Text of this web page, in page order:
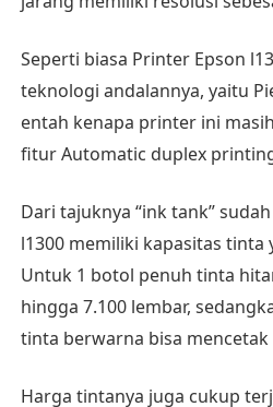
Seperti biasa Printer Epson
teknologi andalannya, yaitu
entah kenapa printer ini
fitur Automatic duplex
Dari tajuknya “ink tank”
l1300 memiliki kapasitas tinta
Untuk 1 botol penuh tinta
hingga 7.100 lembar,
tinta berwarna bisa mencetak
Harga tintanya juga cukup